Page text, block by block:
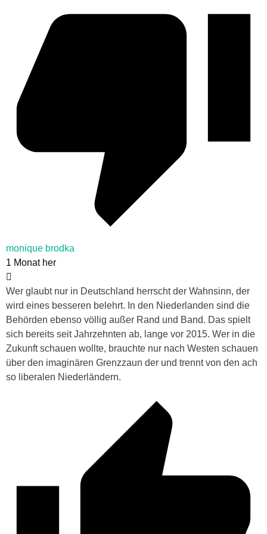
monique brodka
1 Monat her
Wer glaubt nur in Deutschland herrscht der Wahnsinn, der
wird eines besseren belehrt. In den Niederlanden sind die
Behörden ebenso völlig außer Rand und Band. Das spielt
sich bereits seit Jahrzehnten ab, lange vor 2015. Wer in die
Zukunft schauen wollte, brauchte nur nach Westen schauen
über den imaginären Grenzzaun der und trennt von den ach
so liberalen Niederländern.